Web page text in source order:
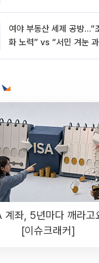
여야 부동산 세제 공방…“
화 노력” vs “서민 겨눈
계좌, 5년마다 깨라고
[이슈크래커]